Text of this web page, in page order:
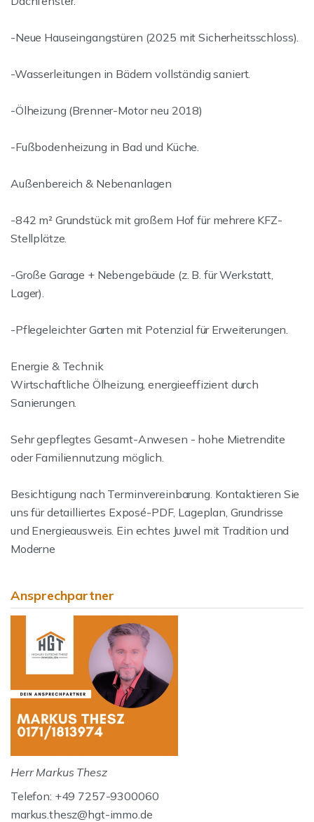
-Neue Hauseingangstüren (2025 mit Sicherheitsschloss).
-Wasserleitungen in Bädern vollständig saniert.
-Ölheizung (Brenner-Motor neu 2018)
-Fußbodenheizung in Bad und Küche.
Außenbereich & Nebenanlagen
-842 m² Grundstück mit großem Hof für mehrere KFZ-
Stellplätze.
-Große Garage + Nebengebäude (z. B. für Werkstatt,
Lager).
-Pflegeleichter Garten mit Potenzial für Erweiterungen.
Energie & Technik
Wirtschaftliche Ölheizung, energieeffizient durch
Sanierungen.
Sehr gepflegtes Gesamt-Anwesen - hohe Mietrendite
oder Familiennutzung möglich.
Besichtigung nach Terminvereinbarung. Kontaktieren Sie
uns für detailliertes Exposé-PDF, Lageplan, Grundrisse
und Energieausweis. Ein echtes Juwel mit Tradition und
Moderne
Ansprechpartner
Herr Markus Thesz
Telefon: +49 7257-9300060
markus.thesz@hgt-immo.de